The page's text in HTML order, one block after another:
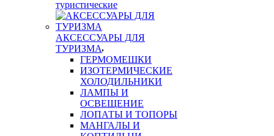
туристические
АКСЕССУАРЫ ДЛЯ
ТУРИЗМА
ГЕРМОМЕШКИ
ИЗОТЕРМИЧЕСКИЕ
ХОЛОДИЛЬНИКИ
ЛАМПЫ И
ОСВЕЩЕНИЕ
ЛОПАТЫ И ТОПОРЫ
МАНГАЛЫ И